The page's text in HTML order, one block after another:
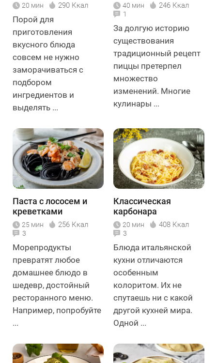
20 мин 290 Ккал
Порой для
приготовления
вкусного блюда
совсем не нужно
заморачиваться с
подбором
ингредиентов и
выделять ...
40 мин 246 Ккал
1
За долгую историю
существования
традиционный рецепт
пиццы претерпел
множество
изменений. Многие
кулинары ...
Паста с лососем и
креветками
25 мин 256 Ккал
3
Морепродукты
превратят любое
домашнее блюдо в
шедевр, достойный
ресторанного меню.
Например, попробуйте
...
Классическая
карбонара
20 мин 408 Ккал
3
Блюда итальянской
кухни отличаются
особенным
колоритом. Их не
спутаешь ни с какой
другой кухней мира.
Одной ...